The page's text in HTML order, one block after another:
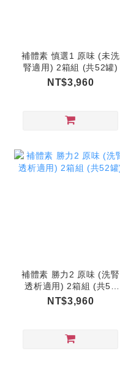
補體素 慎選1 原味 (未洗
腎適用) 2箱組 (共52罐)
NT$3,960
補體素 勝力2 原味 (洗腎
透析適用) 2箱組 (共52
罐)
NT$3,960